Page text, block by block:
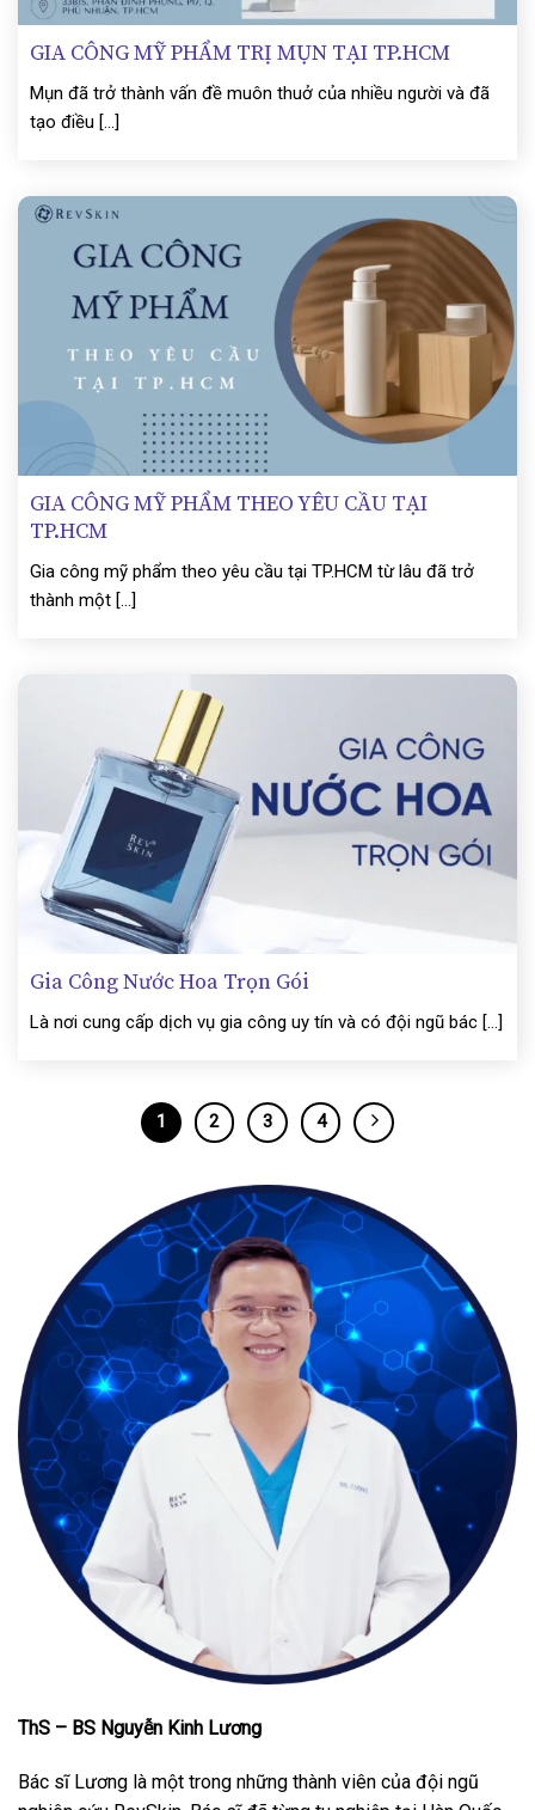
GIA CÔNG MỸ PHẨM TRỊ MỤN TẠI TP.HCM
Mụn đã trở thành vấn đề muôn thuở của nhiều người và đã
tạo điều [...]
GIA CÔNG MỸ PHẨM THEO YÊU CẦU TẠI
TP.HCM
Gia công mỹ phẩm theo yêu cầu tại TP.HCM từ lâu đã trở
thành một [...]
Gia Công Nước Hoa Trọn Gói
Là nơi cung cấp dịch vụ gia công uy tín và có đội ngũ bác [...]
1 2 3 4
ThS – BS Nguyễn Kinh Lương
Bác sĩ Lương là một trong những thành viên của đội ngũ